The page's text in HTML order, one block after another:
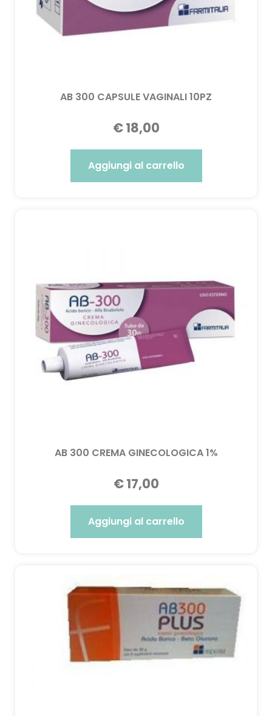
AB 300 CAPSULE VAGINALI 10PZ
€18,00
Aggiungi al carrello
AB 300 CREMA GINECOLOGICA 1%
€17,00
Aggiungi al carrello